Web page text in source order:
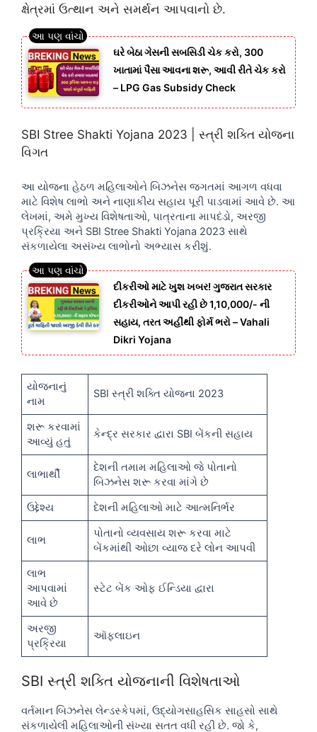
ક્ષેત્રમાં ઉત્થાન અને સમર્થન આપવાનો છે.
ઘરે બેઠા ગેસની સબસિડી ચેક કરો, 300
ખાતામાં પૈસા આવના શરૂ, આવી રીતે ચેક કરો
– LPG Gas Subsidy Check
SBI Stree Shakti Yojana 2023 | સ્ત્રી શક્તિ યોજના
વિગત
આ યોજના હેઠળ મહિલાઓને બિઝનેસ જગતમાં આગળ વધવા
માટે વિશેષ લાભો અને નાણાકીય સહાય પૂરી પાડવામાં આવે છે. આ
લેખમાં, અમે મુખ્ય વિશેષતાઓ, પાત્રતાના માપદંડો, અરજી
પ્રક્રિયા અને SBI Stree Shakti Yojana 2023 સાથે
સંકળાયેલા અસંખ્ય લાભોનો અભ્યાસ કરીશું.
દીકરીઓ માટે ખુશ ખબર! ગુજરાત સરકાર
દીકરીઓને આપી રહી છે 1,10,000/- ની
સહાય, તરત અહીંથી ફોર્મ ભરો – Vahali
Dikri Yojana
યોજનાનું
નામ
SBI સ્ત્રી શક્તિ યોજના 2023
શરૂ કરવામાં
આવ્યું હતું
કેન્દ્ર સરકાર દ્વારા SBI બેંકની સહાય
લાભાર્થી
દેશની તમામ મહિલાઓ જે પોતાનો
બિઝનેસ શરૂ કરવા માંગે છે
ઉદ્દેશ્ય
દેશની મહિલાઓ માટે આત્મનિર્ભર
લાભ
પોતાનો વ્યવસાય શરૂ કરવા માટે
બેંકમાંથી ઓછા વ્યાજ દરે લોન આપવી
લાભ
આપવામાં
આવે છે
સ્ટેટ બેંક ઓફ ઈન્ડિયા દ્વારા
અરજી
પ્રક્રિયા
ઑફલાઇન
SBI સ્ત્રી શક્તિ યોજનાની વિશેષતાઓ
વર્તમાન બિઝનેસ લેન્ડસ્કેપમાં, ઉદ્યોગસાહસિક સાહસો સાથે
સંકળાયેલી મહિલાઓની સંખ્યા સતત વધી રહી છે. જો કે,